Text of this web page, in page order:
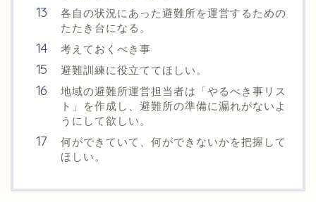
各自の状況にあった避難所を運営するための
たたき台になる。
考えておくべき事
避難訓練に役立ててほしい。
地域の避難所運営担当者は「やるべき事リス
ト」を作成し、避難所の準備に漏れがないよ
うにして欲しい。
何ができていて、何ができないかを把握して
ほしい。